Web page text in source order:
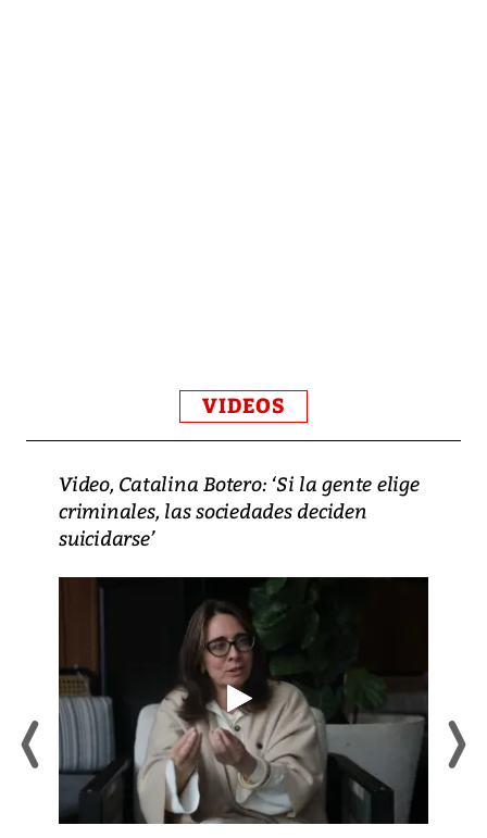
VIDEOS
Video, Catalina Botero: ‘Si la gente elige
criminales, las sociedades deciden
suicidarse’